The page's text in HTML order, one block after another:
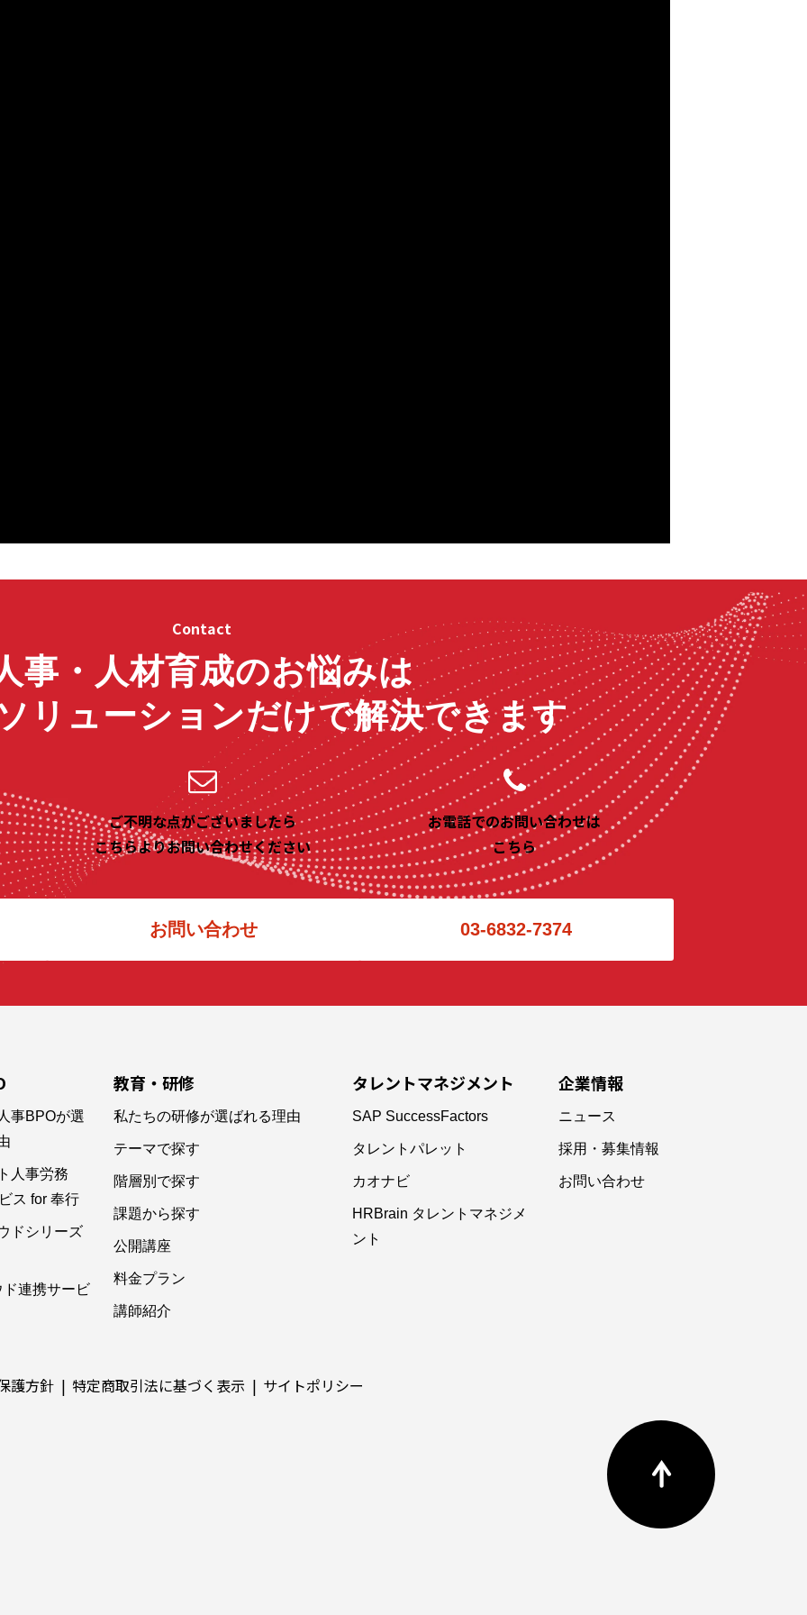
Contact
事・人材育成のお悩みは
リューションだけで解決できます
ご不明な点がございましたら
こちらよりお問い合わせください
お問い合わせ
お電話でのお問い合わせは
こちら
03-6832-7374
事BPOが選
人事労務
ス for 奉行
ドシリーズ
連携サービ
教育・研修
私たちの研修が選ばれる理由
テーマで探す
階層別で探す
課題から探す
公開講座
料金プラン
講師紹介
タレントマネジメント
SAP SuccessFactors
タレントパレット
カオナビ
HRBrain タレントマネジメ
ント
企業情報
ニュース
採用・募集情報
お問い合わせ
護方針 特定商取引法に基づく表示 サイトポリシー